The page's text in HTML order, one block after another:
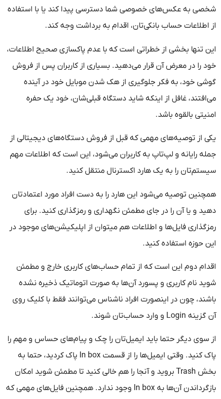
شخصی به عکس‌های خصوصی شما دسترسی پیدا کند یا با استفاده
از اطلاعات حساب بانکی‌تان، اقدام به برداشت وجه کند.
این‌ تنها بخشی از خطراتی است که با عدم پاکسازی صحیح اطلاعات،
خود را در معرض آن قرار می‌دهید. بسیاری از کاربران پس از فروش
گوشی خود، به فکر جلوگیری از هک شدن موبایل خود در آینده
می‌افتند، غافل از اینکه شاید دستگاه قبلی‌شان، خود یک حفره
امنیتی بالقوه باشد.
یکی از توصیه‌های مهمی که قبل از فروش دستگاه‌های دیجیتالی از
جمله رایانه و لپ‌تاپ به کاربران می‌شود، این است که اطلاعات مهم
سیستم‌تان را به یک هارد اکسترنال منتقل کنید.
همچنین توصیه می‌شود این هارد را به دست افراد مورد اعتمادتان
دهید و یا آن را در جای مطمئن نگهداری و رمزگذاری کنید. برای
رمزگذاری فایل‌ها و اطلاعات هم میتوان از اپلیکیشن‌های موجود در
این حوزه استفاده کنید.
اقدام دوم این است که از تمام حساب‌های کاربری خارج و مطمئن
شوید نام کاربری و پسورد آن‌ها به صورت اتوماتیک ذخیره نشده
باشند، چون در اینصورت افراد ناشناس می‌توانند فقط با کلیک روی
آن گزینه Login و وارد حساب‌تان شوند.
از سوی دیگر حتما باید ایمیل‌تان را چک و پیام‌های حساس و مهم را
پاک کنید. وقتی ایمیل‌ها را از قسمت In box پاک کردید، حتما به
بخش Trash بروید و آنجا را هم خالی کنید تا مطمئن شوید امکان
بازگرداندن آن‌ها به In box وجود ندارد. همچنین فایل‌های مهمی که